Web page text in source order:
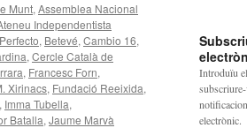
Munt, Assemblea Nacional
Independentista
, Betevé, Cambio 16,
, Cercle Català de
, Francesc Forn,
Xirinacs, Fundació Reeixida,
, Imma Tubella,
Batalla, Jaume Marvà
Introduïu
electrònic.